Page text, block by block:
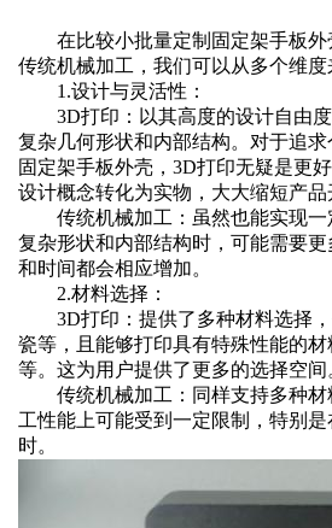
在比较小批量定制固定架手板外
传统机械加工，我们可以从多个维度
‌1.设计与灵活性‌：
‌3D打印‌：以其高度的设计自由度
复杂几何形状和内部结构。对于追
固定架手板外壳，3D打印无疑是更
设计概念转化为实物，大大缩短产品
传统机械加工‌：虽然也能实现一
复杂形状和内部结构时，可能需要
和时间都会相应增加。
‌2.材料选择‌：
‌3D打印‌：提供了多种材料选择，
瓷等，且能够打印具有特殊性能的
等。这为用户提供了更多的选择空间
传统机械加工‌：同样支持多种材
工性能上可能受到一定限制，特别
时。